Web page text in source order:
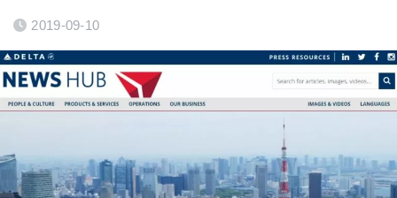
2019-09-10